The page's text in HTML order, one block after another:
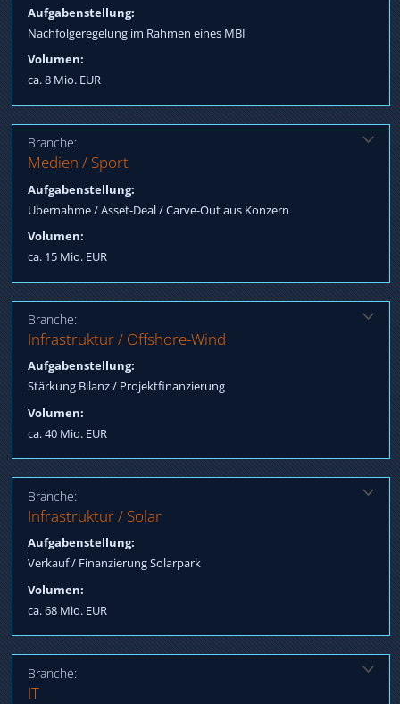
Aufgabenstellung:
Nachfolgeregelung im Rahmen eines MBI
Volumen:
ca. 8 Mio. EUR
Qualifizierung Longlist / Shortlist MBI, Arrangieren Finanzierung:
EK, FK, Fördermittel, Betreuung bis Closing / Post-Closing
Branche:
Medien / Sport
Aufgabenstellung:
Übernahme / Asset-Deal / Carve-Out aus Konzern
Volumen:
ca. 15 Mio. EUR
Lösung:
Finanzierung EK, FK nach Änderung Positionierung, Verhandlung
Termsheet / Übernahmevertrag
Branche:
Infrastruktur / Offshore-Wind
Aufgabenstellung:
Stärkung Bilanz / Projektfinanzierung
Volumen:
ca. 40 Mio. EUR
Lösung:
Einwerbung Mezzanine Tranche, Verhandlung Termsheet,
Arrangieren Projektfinanzierung
Branche:
Infrastruktur / Solar
Aufgabenstellung:
Verkauf / Finanzierung Solarpark
Volumen:
ca. 68 Mio. EUR
Lösung:
Qualifizierung Käufer, Arrangieren Teilfinanzierung mit
ausländischen Banken
Branche:
IT
Lösung: